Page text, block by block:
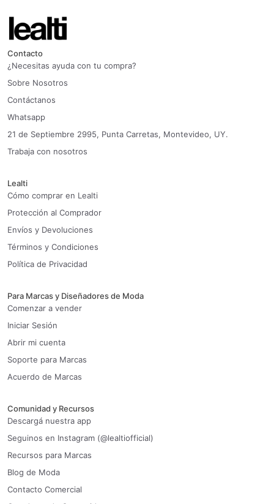
Contacto
¿Necesitas ayuda con tu compra?
Sobre Nosotros
Contáctanos
Whatsapp
21 de Septiembre 2995, Punta Carretas, Montevideo, UY.
Trabaja con nosotros
Lealti
Cómo comprar en Lealti
Protección al Comprador
Envíos y Devoluciones
Términos y Condiciones
Política de Privacidad
Para Marcas y Diseñadores de Moda
Comenzar a vender
Iniciar Sesión
Abrir mi cuenta
Soporte para Marcas
Acuerdo de Marcas
Comunidad y Recursos
Descargá nuestra app
Seguinos en Instagram (@lealtiofficial)
Recursos para Marcas
Blog de Moda
Contacto Comercial